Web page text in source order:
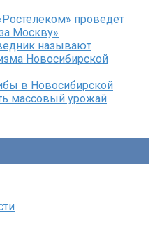
проведет
Москву»
называют
Новосибирской
в Новосибирской
массовый урожай